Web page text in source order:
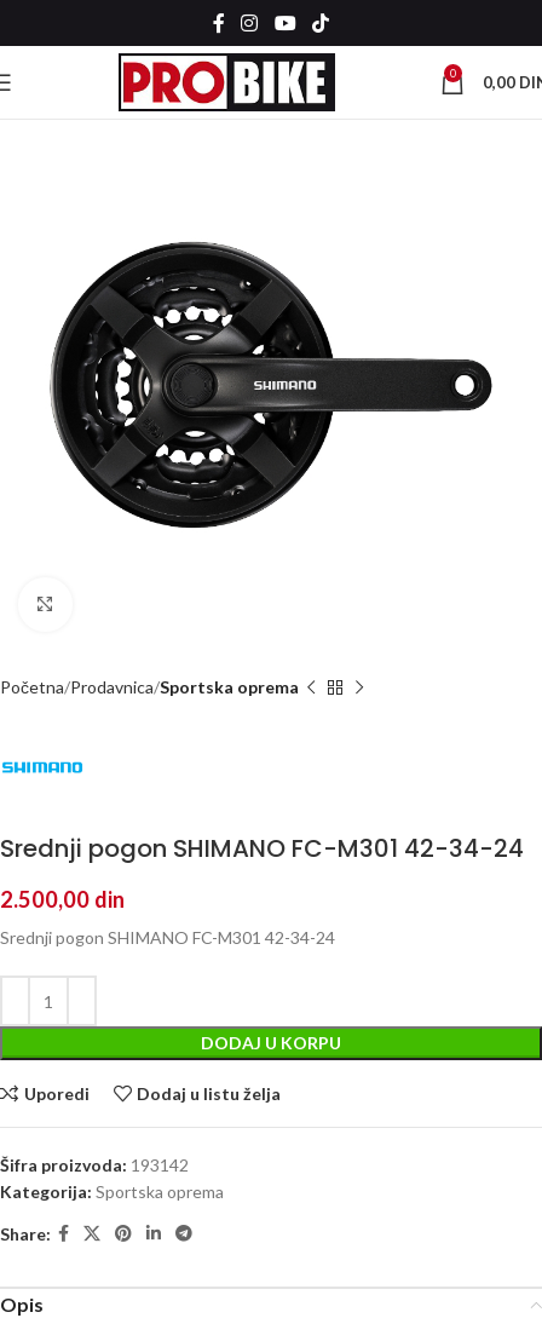
0 0,00
Početna Prodavnica Sportska oprema
Srednji pogon SHIMANO FC-M301 42-34-24
2.500,00 din
Srednji pogon SHIMANO FC-M301 42-34-24
DODAJ U KORPU
Uporedi Dodaj u listu želja
Šifra proizvoda: 193142
Kategorija: Sportska oprema
Share:
Opis